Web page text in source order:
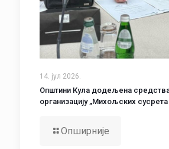
14. јул 2026.
Општини Кула додељена
организацију „Михољских
Опширније